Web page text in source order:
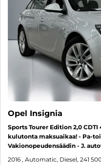
Opel Insignia
Sports Tourer Edition 2,0
kulutonta maksuaikaa! - Pa-
Vakionopeudensäädin - J.
2016 , Automatic, Diesel, 241